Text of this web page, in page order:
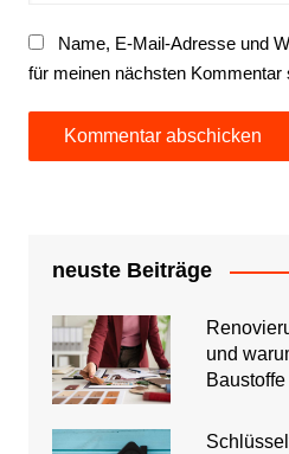
Name, E-Mail-Adresse und
für meinen nächsten Kommentar
neuste Beiträge
und